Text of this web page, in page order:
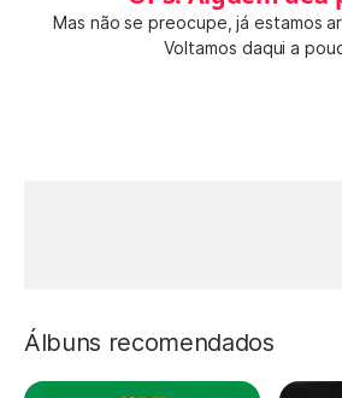
Mas não se preocupe, já estamos
Voltamos daqui a
Álbuns recomendados